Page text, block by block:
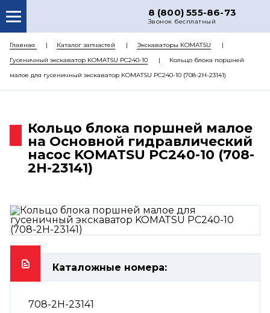
8 (800) 555-86-73
Звонок бесплатный
О НАС
КАТАЛОГ ЗАПЧАСТЕЙ
РЕМОНТ
ЦЕНЫ
КОНТАКТЫ
Главная Каталог запчастей
Экскаваторы KOMATSU
Гусеничный экскаватор KOMATSU PC240-10
Кольцо блока поршней
малое для гусеничный экскаватор KOMATSU PC240-10 (708-2H-23141)
Кольцо блока поршней малое
на Основной гидравлический
насос KOMATSU PC240-10 (708-
2H-23141)
Каталожные номера:
708-2H-23141